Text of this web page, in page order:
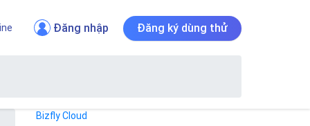
Đăng nhập Đăng ký dùng thử
Bizfly Cloud